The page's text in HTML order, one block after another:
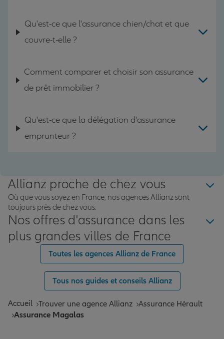
Qu'est-ce que l'assurance chien/chat et que
couvre-t-elle ?
Comment comparer et choisir son assurance
de prêt immobilier ?
Qu'est-ce que la délégation d'assurance
emprunteur ?
Allianz proche de chez vous
Où que vous soyez en France, nos agences Allianz sont
toujours près de chez vous.
Nos offres d'assurance dans les
plus grandes villes de France
Toutes les agences Allianz de France
Tous nos guides et conseils Allianz
Accueil Trouver une agence Allianz Assurance Hérault
Assurance Magalas